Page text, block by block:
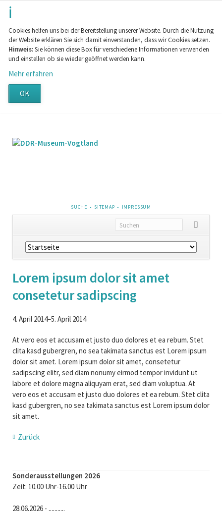
Cookies helfen uns bei der Bereitstellung unserer Website. Durch die Nutzung
der Website erklären Sie sich damit einverstanden, dass wir Cookies setzen.
Hinweis:Sie können diese Box für verschiedene Informationen verwenden
und einstellen ob sie wieder geöffnet werden kann.
Mehr erfahren
OK
NAVIGATION
ÜBERSPRINGEN
SUCHE SITEMAP IMPRESSUM
Navigation
überspringen
Lorem ipsum dolor sit amet
consetetur sadipscing
4. April 2014–5. April 2014
At vero eos et accusam et justo duo dolores et ea rebum. Stet
clita kasd gubergren, no sea takimata sanctus est Lorem ipsum
dolor sit amet. Lorem ipsum dolor sit amet, consetetur
sadipscing elitr, sed diam nonumy eirmod tempor invidunt ut
labore et dolore magna aliquyam erat, sed diam voluptua. At
vero eos et accusam et justo duo dolores et ea rebum. Stet clita
kasd gubergren, no sea takimata sanctus est Lorem ipsum dolor
sit amet.
Zurück
Sonderausstellungen 2026
Zeit: 10.00 Uhr-16.00 Uhr
28.06.2026 - ...........